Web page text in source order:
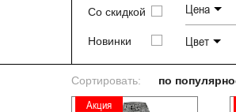
Со скидкой
Новинки
Цена
Цвет
Серый
Сортировать: по
Акция